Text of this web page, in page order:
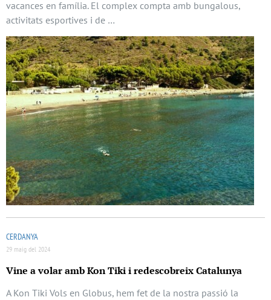
vacances en família. El complex compta amb bungalous,
activitats esportives i de …
CERDANYA
29 maig del 2024
Vine a volar amb Kon Tiki i redescobreix Catalunya
A Kon Tiki Vols en Globus, hem fet de la nostra passió la